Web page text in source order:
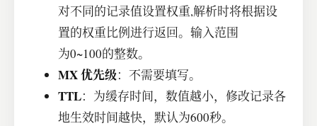
对不同的记录值设置权重,解析时将根据设
置的权重比例进行返回。输入范围
为0~100的整数。
MX 优先级：不需要填写。
TTL：为缓存时间，数值越小，修改记录各
地生效时间越快，默认为600秒。